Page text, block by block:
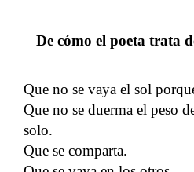
De cómo el poeta trata
Que no se vaya el sol
Que no se duerma el peso
solo.
Que se comparta.